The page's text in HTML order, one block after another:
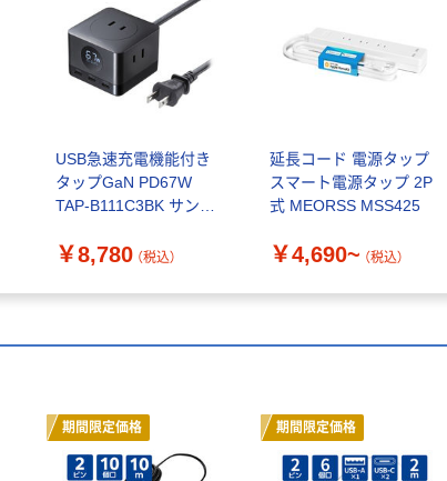
USB急速充電機能付き
タップGaN PD67W
TAP-B111C3BK サンワ
￥8,780 （税込）
延長コード 電源タップ
スマート電源タップ 2P
式 MEORSS MSS425
￥4,690~ （税込）
期間限定価格 期間限定価格